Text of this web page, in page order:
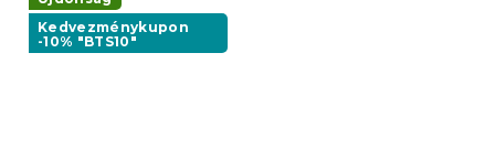
Kedvezménykupon
-10% "BTS10"